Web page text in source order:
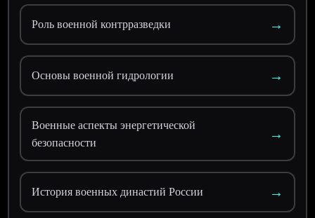
Роль военной контрразведки →
Основы военной гидрологии →
Военные аспекты энергетической
безопасности
→
История военных династий России →